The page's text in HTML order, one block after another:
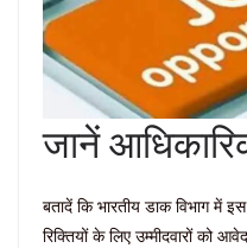
जानें
बतादें कि भारतीय डाक विभाग में
रिक्तियों के लिए उम्मीदवारों को